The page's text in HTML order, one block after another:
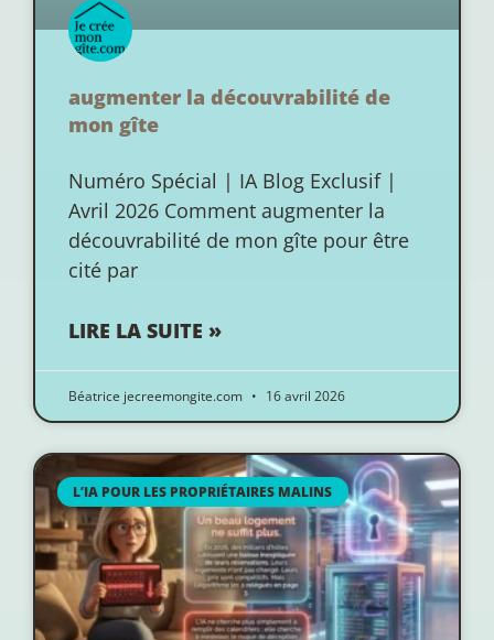
augmenter la découvrabilité de
mon gîte
Numéro Spécial | IA Blog Exclusif |
Avril 2026 Comment augmenter la
découvrabilité de mon gîte pour être
cité par
LIRE LA SUITE »
Béatrice jecreemongite.com 16 avril 2026
L’IA POUR LES PROPRIÉTAIRES MALINS